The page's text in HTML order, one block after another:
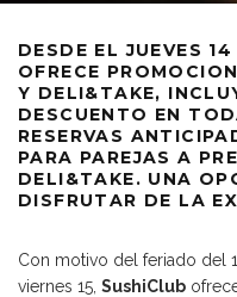
DESDE EL JUEVES
OFRECE
Y DELI&TAKE,
DESCUENTO EN
RESERVAS
PARA PAREJAS A
DELI&TAKE. UNA
DISFRUTAR DE LA
Con motivo del feriado del
viernes 15, SushiClub